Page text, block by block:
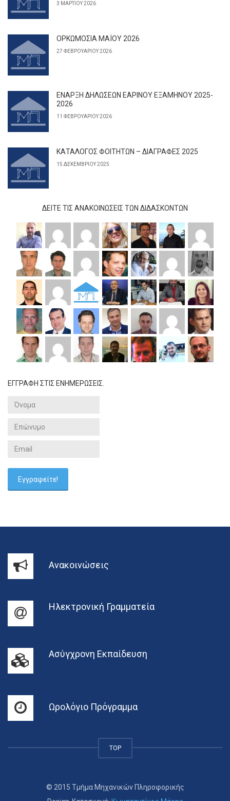
3 ΜΑΡΤΊΟΥ 2026
ΟΡΚΩΜΟΣΙΑ ΜΑΪΟΥ 2026
27 ΦΕΒΡΟΥΑΡΊΟΥ 2026
ΕΝΑΡΞΗ ΔΗΛΩΣΕΩΝ ΕΑΡΙΝΟΥ ΕΞΑΜΗΝΟΥ 2025-
2026
11 ΦΕΒΡΟΥΑΡΊΟΥ 2026
ΚΑΤΑΛΟΓΟΣ ΦΟΙΤΗΤΩΝ – ΔΙΑΓΡΑΦΕΣ 2025
15 ΔΕΚΕΜΒΡΊΟΥ 2025
ΔΕΊΤΕ ΤΙΣ ΑΝΑΚΟΙΝΏΣΕΙΣ ΤΩΝ ΔΙΔΆΣΚΟΝΤΩΝ
ΕΓΓΡΑΦΗ ΣΤΙΣ ΕΝΗΜΕΡΩΣΕΙΣ.
Ανακοινώσεις
Ηλεκτρονική Γραμματεία
Ασύγχρονη Εκπαίδευση
Ωρολόγιο Πρόγραμμα
TOP
© 2015 Τμήμα Μηχανικών Πληροφορικής